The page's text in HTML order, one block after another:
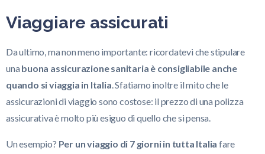
Viaggiare assicurati
Da ultimo, ma non meno importante: ricordatevi che stipulare
una buona assicurazione sanitaria è consigliabile anche
quando si viaggia in Italia. Sfatiamo inoltre il mito che le
assicurazioni di viaggio sono costose: il prezzo di una polizza
assicurativa è molto più esiguo di quello che si pensa.
Un esempio? Per un viaggio di 7 giorni in tutta Italiafare